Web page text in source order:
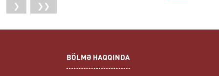
❯
❯❯
BÖLMƏ HAQQINDA